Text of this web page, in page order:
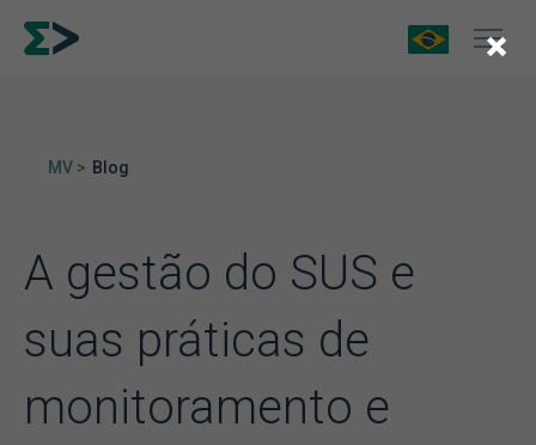
MV > Blog
A gestão do SUS e
suas práticas de
monitoramento e
×